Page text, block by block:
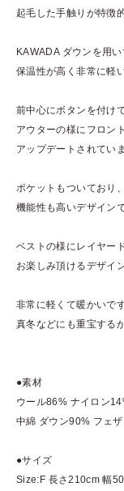
起毛した手触りが特徴
KAWADA ダウンを用い
保温性が高く非常に軽
前中心にボタンを付け
アウターの様にフロン
アップデートされていま
ポケットもついており、
機能性も高いデザインで
ベストの様にレイヤー
お楽しみ頂けるデザイ
非常に軽くて暖かいです
真冬などにも重宝する
●素材
ウール86% ナイロン
中綿 ダウン90% フェ
●サイズ
Size:F 長さ210cm 幅